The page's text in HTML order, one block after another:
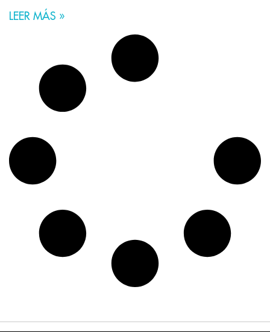
LEER MÁS »